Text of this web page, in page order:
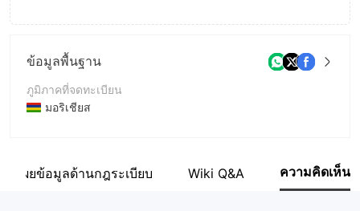
ข้อมูลพื้นฐาน
ภูมิภาคที่จดทะเบียน
มอริเชียส
ชื่อบริษัท
ปิดเผยข้อมูลด้านกฎระเบียบ Wiki Q&A ความคิดเห็น